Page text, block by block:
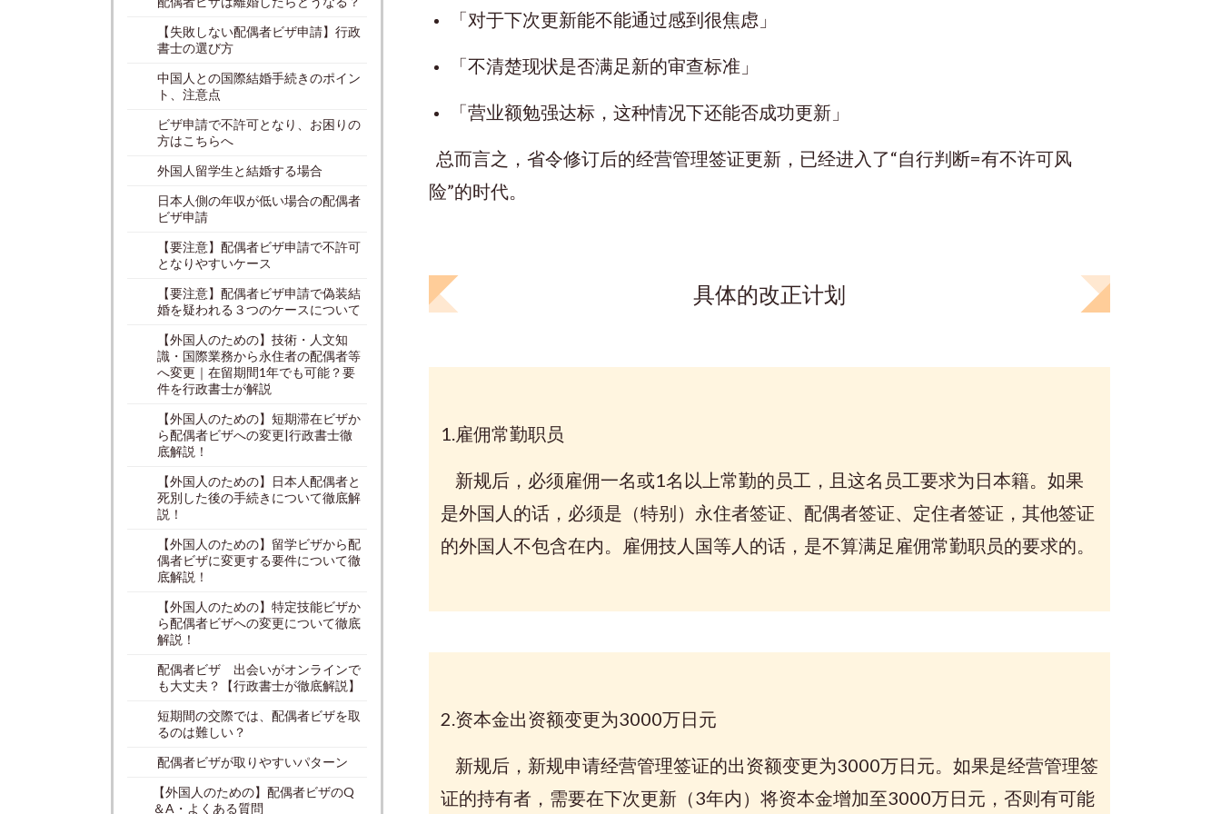
「对于下次更新能不能通过感到很焦虑」
「不清楚现状是否满足新的审查标准」
「营业额勉强达标，这种情况下还能否成功更新」
总而言之，省令修订后的经营管理签证更新，已经进入了“自行判断=有不许可风
险”的时代。
具体的改正计划
1.雇佣常勤职员
新规后，必须雇佣一名或1名以上常勤的员工，且这名员工要求为日本籍。如果
是外国人的话，必须是（特别）永住者签证、配偶者签证、定住者签证，其他签证
的外国人不包含在内。雇佣技人国等人的话，是不算满足雇佣常勤职员的要求的。
2.资本金出资额变更为3000万日元
新规后，新规申请经营管理签证的出资额变更为3000万日元。如果是经营管理签
证的持有者，需要在下次更新（3年内）将资本金增加至3000万日元，否则有可能
【失敗しない配偶者ビザ申請】行政
書士の選び方
中国人との国際結婚手続きのポイン
ト、注意点
ビザ申請で不許可となり、お困りの
方はこちらへ
外国人留学生と結婚する場合
日本人側の年収が低い場合の配偶者
ビザ申請
【要注意】配偶者ビザ申請で不許可
となりやすいケース
【要注意】配偶者ビザ申請で偽装結
婚を疑われる３つのケースについて
【外国人のための】技術・人文知
識・国際業務から永住者の配偶者等
へ変更｜在留期間1年でも可能？要
件を行政書士が解説
【外国人のための】短期滞在ビザか
ら配偶者ビザへの変更|行政書士徹
底解説！
【外国人のための】日本人配偶者と
死別した後の手続きについて徹底解
説！
【外国人のための】留学ビザから配
偶者ビザに変更する要件について徹
底解説！
【外国人のための】特定技能ビザか
ら配偶者ビザへの変更について徹底
解説！
配偶者ビザ 出会いがオンラインで
も大丈夫？【行政書士が徹底解説】
短期間の交際では、配偶者ビザを取
るのは難しい？
配偶者ビザが取りやすいパターン
【外国人のための】配偶者ビザのQ
＆A・よくある質問